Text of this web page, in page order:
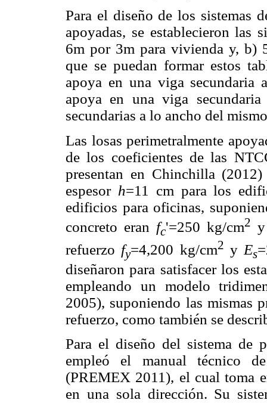
Para el diseño de los sistemas
apoyadas, se establecieron las
6m por 3m para vivienda y, b)
que se puedan formar estos
apoya en una viga
apoya en una viga
secundarias a lo ancho del
Las losas perimetralmente
de los coeficientes de las
presentan en Chinchilla
espesor h=11 cm para los
edificios para oficinas,
concreto eran fc'=250 kg/cm2
refuerzo fy=4,200 kg/cm2 y Es
diseñaron para satisfacer los
empleando un modelo
2005), suponiendo las mismas
refuerzo, como también se
Para el diseño del sistema de
empleó el manual técnico
(PREMEX 2011), el cual toma
en una sola dirección. Su